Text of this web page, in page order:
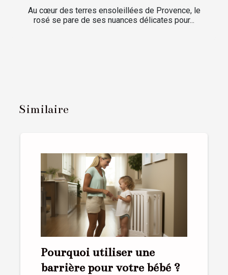
Au cœur des terres ensoleillées de Provence, le
rosé se pare de ses nuances délicates pour...
Similaire
Pourquoi utiliser une
barrière pour votre bébé ?